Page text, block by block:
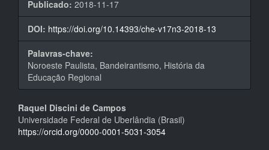
Publicado: 2018-11-17
DOI: https://doi.org/10.14393/che-v17n3-2018-13
Palavras-chave:
Noroeste Paulista, Bandeirantismo, História da
Educação Regional
Conteúdo
do
Raquel Discini de Campos
Universidade Federal de Uberlândia (Brasil)
https://orcid.org/0000-0001-5031-3054